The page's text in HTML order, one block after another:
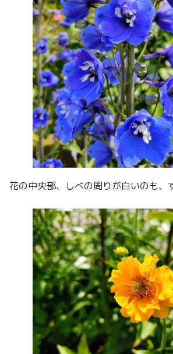
花の中央部、しべの周りが白いのも、